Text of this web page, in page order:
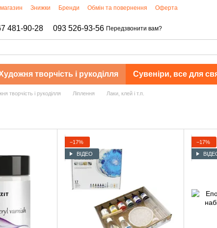
Знижки Бренди Обмін та повернення
Оферта
481-90-28 093 526-93-56 Передзвонити вам?
творчість і рукоділля Сувеніри, все для
творчість і рукоділля Ліплення Лаки, клей і т.п.
−17%
ВІДЕО
−17%